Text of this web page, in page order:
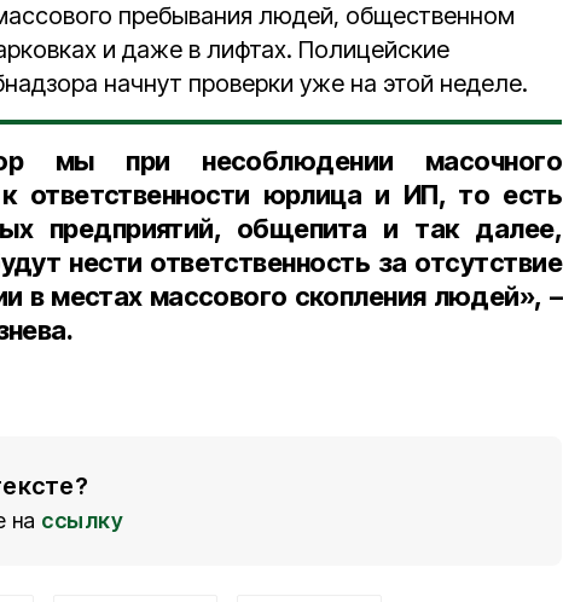
пребывания людей, общественном
и даже в лифтах. Полицейские
начнут проверки уже на этой неделе.
мы при несоблюдении масочного
ответственности юрлица и ИП, то есть
предприятий, общепита и так далее,
нести ответственность за отсутствие
в местах массового скопления людей», –
на ссылку